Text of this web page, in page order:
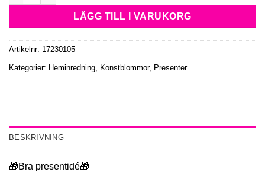
LÄGG TILL I VARUKORG
Artikelnr: 17230105
Kategorier: Heminredning, Konstblommor, Presenter
BESKRIVNING
🎁Bra presentidé🎁